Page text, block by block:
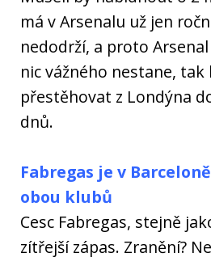
má v Arsenalu už jen
nedodrží, a proto
nic vážného nestane,
přestěhovat z Londýna
dnů.
Fabregas je v
obou klubů
Cesc Fabregas, stejně
zítřejší zápas. Zranění?